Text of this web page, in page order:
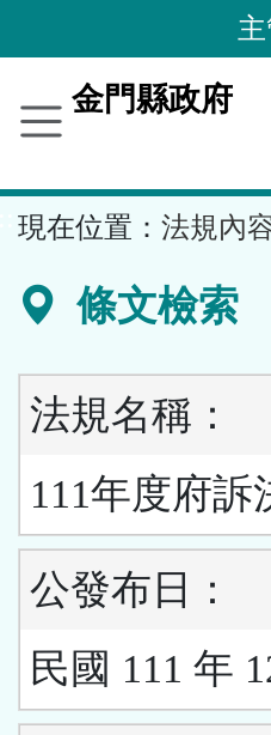
到
要
容
區
金門縣政府
現在位置： 法規內
條文檢索
法規名稱：
111年度府訴
公發布日：
民國 111 年